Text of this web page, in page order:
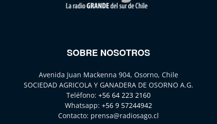
SOBRE NOSOTROS
Avenida Juan Mackenna 904, Osorno, Chile
SOCIEDAD AGRICOLA Y GANADERA DE OSORNO A.G.
Teléfono: +56 64 223 2160
Whatsapp: +56 9 57244942
Contacto: prensa@radiosago.cl